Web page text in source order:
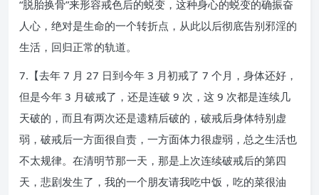
“脱胎换骨”来形容戒色后的蜕变，这种身心的蜕变的确振奋
人心，绝对是生命的一个转折点，从此以后彻底告别邪淫的
生活，回归正常的轨道。
7.【去年 7 月 27 日到今年 3 月初戒了 7 个月，身体还好，
但是今年 3 月破戒了，还是连破 9 次，这 9 次都是连续几
天破的，而且有两次还是遗精后破的，破戒后身体特别虚
弱，破戒后一方面很自责，一方面体力很虚弱，总之生活也
不太规律。在清明节那一天，那是上次连续破戒后的第四
天，悲剧发生了，我的一个朋友请我吃中饭，吃的菜很油